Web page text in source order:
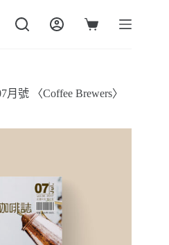
購
月號 〈Coffee Brewers〉